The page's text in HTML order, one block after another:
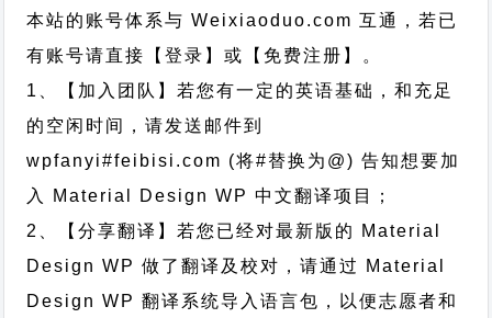
本站的账号体系与Weixiaoduo.com 互通，若已
有账号请直接【登录】或【免费注册】。
1、【加入团队】若您有一定的英语基础，和充足
的空闲时间，请发送邮件到
wpfanyi#feibisi.com (将#替换为@) 告知想要加
入 Material Design WP 中文翻译项目；
2、【分享翻译】若您已经对最新版的 Material
Design WP 做了翻译及校对，请通过 Material
Design WP 翻译系统导入语言包，以便志愿者和